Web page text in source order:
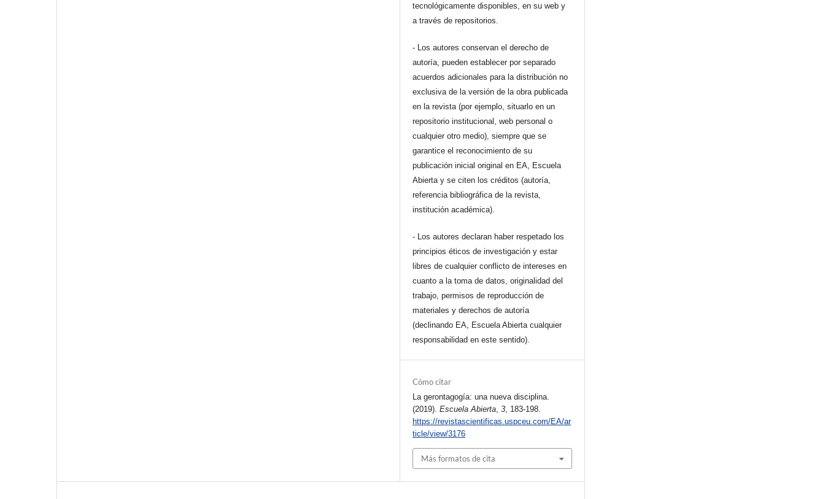
tecnológicamente disponibles, en su web y
a través de repositorios.
- Los autores conservan el derecho de
autoría, pueden establecer por separado
acuerdos adicionales para la distribución no
exclusiva de la versión de la obra publicada
en la revista (por ejemplo, situarlo en un
repositorio institucional, web personal o
cualquier otro medio), siempre que se
garantice el reconocimiento de su
publicación inicial original en EA, Escuela
Abierta y se citen los créditos (autoría,
referencia bibliográfica de la revista,
institución académica).
- Los autores declaran haber respetado los
principios éticos de investigación y estar
libres de cualquier conflicto de intereses en
cuanto a la toma de datos, originalidad del
trabajo, permisos de reproducción de
materiales y derechos de autoría
(declinando EA, Escuela Abierta cualquier
responsabilidad en este sentido).
Cómo citar
La gerontagogía: una nueva disciplina.
(2019).Escuela Abierta ,3 , 183-198.
https://revistascientificas.uspceu.com/EA/ar
ticle/view/3176
Más formatos de cita